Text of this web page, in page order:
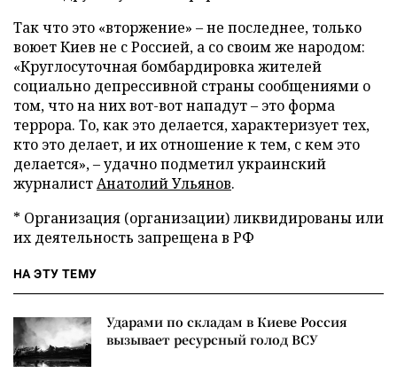
Так что это «вторжение» – не последнее, только
воюет Киев не с Россией, а со своим же народом:
«Круглосуточная бомбардировка жителей
социально депрессивной страны сообщениями о
том, что на них вот-вот нападут – это форма
террора. То, как это делается, характеризует тех,
кто это делает, и их отношение к тем, с кем это
делается», – удачно подметил украинский
журналистАнатолий Ульянов.
* Организация (организации) ликвидированы или
их деятельность запрещена в РФ
НА ЭТУ ТЕМУ
Ударами по складам в Киеве Россия
вызывает ресурсный голод ВСУ